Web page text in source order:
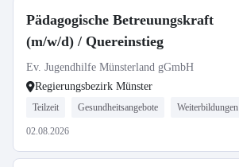
Pädagogische Betreuungskraft
(m/w/d) / Quereinstieg
Ev. Jugendhilfe Münsterland gGmbH
Regierungsbezirk Münster
Teilzeit Gesundheitsangebote Weiterbildungen
02.08.2026